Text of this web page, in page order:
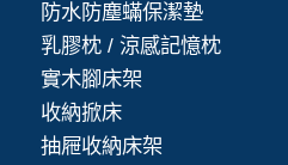
防水防塵蟎保潔墊
乳膠枕 / 涼感記憶枕
實木腳床架
收納掀床
抽屜收納床架